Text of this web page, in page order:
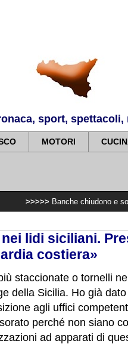
sport,
MOTORI
Banche chiudono e sopprimono i
lidi siciliani.
costiera»
staccionate o tornelli
della Sicilia. Ho già dato
agli uffici
perché non siano
ad apparati di